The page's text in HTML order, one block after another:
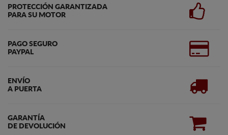
PROTECCIÓN GARANTIZADA
PARA SU MOTOR
PAGO SEGURO
PAYPAL
ENVÍO
A PUERTA
GARANTÍA
DE DEVOLUCIÓN